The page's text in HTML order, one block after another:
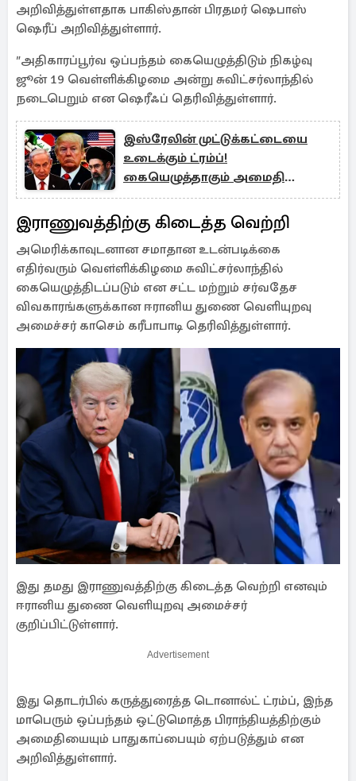
அறிவித்துள்ளதாக பாகிஸ்தான் பிரதமர் ஷெபாஸ்
ஷெரீப் அறிவித்துள்ளார்.
″அதிகாரப்பூர்வ ஒப்பந்தம் கையெழுத்திடும் நிகழ்வு
ஜூன் 19 வெள்ளிக்கிழமை அன்று சுவிட்சர்லாந்தில்
நடைபெறும் என ஷெரீஃப் தெரிவித்துள்ளார்.
இஸ்ரேலின் முட்டுக்கட்டையை
உடைக்கும் ட்ரம்ப்!
கையெழுத்தாகும் அமைதி
ஒப்பந்தம்
இராணுவத்திற்கு கிடைத்த வெற்றி
அமெரிக்காவுடனான சமாதான உடன்படிக்கை
எதிர்வரும் வௌ்ளிக்கிழமை சுவிட்சர்லாந்தில்
கையெழுத்திடப்படும் என சட்ட மற்றும் சர்வதேச
விவகாரங்களுக்கான ஈரானிய துணை வெளியுறவு
அமைச்சர் காசெம் கரீபாபாடி தெரிவித்துள்ளார்.
இது தமது இராணுவத்திற்கு கிடைத்த வெற்றி எனவும்
ஈரானிய துணை வெளியுறவு அமைச்சர்
குறிப்பிட்டுள்ளார்.
Advertisement
இது தொடர்பில் கருத்துரைத்த டொனால்ட் ட்ரம்ப், இந்த
மாபெரும் ஒப்பந்தம் ஒட்டுமொத்த பிராந்தியத்திற்கும்
அமைதியையும் பாதுகாப்பையும் ஏற்படுத்தும் என
அறிவித்துள்ளார்.